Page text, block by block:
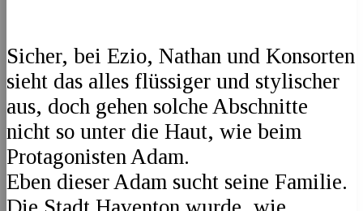
Sicher, bei Ezio, Nathan und Konsorten
sieht das alles flüssiger und stylischer
aus, doch gehen solche Abschnitte
nicht so unter die Haut, wie beim
Protagonisten Adam.
Eben dieser Adam sucht seine Familie.